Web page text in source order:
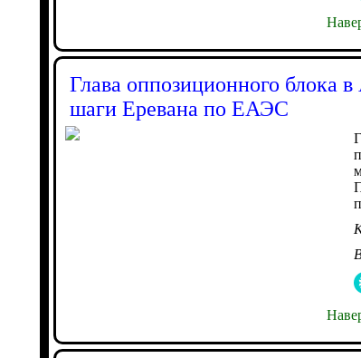
Глава оппозиционного блока
шаги Еревана по ЕАЭС